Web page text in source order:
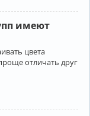
имеют
цвета
отличать друг